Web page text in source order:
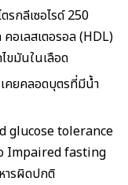
รกลีเซอไรด์ 250
อเลสเตอรอล (HDL)
ขมันในเลือด
คยคลอดบุตรที่มีน้ำ
glucose tolerance
Impaired fasting
ารผิดปกติ